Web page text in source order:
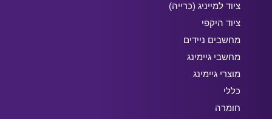
ציוד למייניג (כרייה)
ציוד היקפי
מחשבים ניידים
מחשבי גיימינג
מוצרי גיימינג
כללי
חומרה